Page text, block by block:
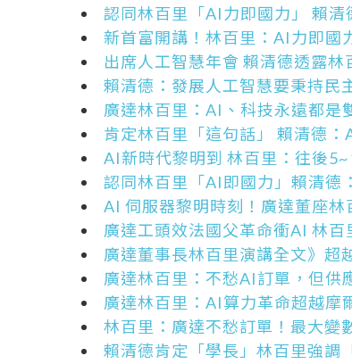
認同林百里「AI力即國力」 賴
新首富開講！林百里：AI力即國
出席人工智慧年會 賴清德透露林
賴清德：發展人工智慧要秉持民
廣達林百里：AI、科技永遠都是
肯定林百里「這句話」 賴清德：
AI新時代黎明到 林百里：往後
認同林百里「AI即國力」賴清德
AI 伺服器黎明時刻！廣達董座
廣達工頭效法國父革命衝AI 林
廣達董事長林百里演講全文》超
廣達林百里：不愁AI訂單，但供
廣達林百里：AI算力革命超越摩
林百里：廣達不愁訂單！最大變
賴清德肯定「學長」林百里強調